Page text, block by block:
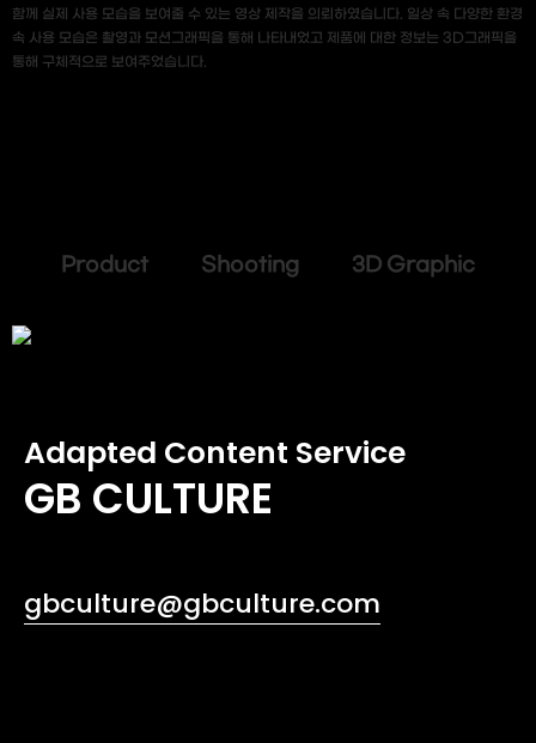
함께 실제 사용 모습을 보여줄 수 있는 영상 제작을 의뢰하였습니다. 일상 속 다양한 환경
속 사용 모습은 촬영과 모션그래픽을 통해 나타내었고 제품에 대한 정보는 3D그래픽을
통해 구체적으로 보여주었습니다.
Product Shooting 3D Graphic
Adapted Content Service
GB CULTURE
gbculture@gbculture.com